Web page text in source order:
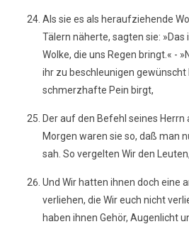
Als sie es als heraufziehende
Tälern näherte, sagten sie:
Wolke, die uns Regen bringt.« -
ihr zu beschleunigen gewünscht
schmerzhafte Pein birgt,
Der auf den Befehl seines
Morgen waren sie so, daß man
sah. So vergelten Wir den
Und Wir hatten ihnen doch eine
verliehen, die Wir euch nicht
haben ihnen Gehör, Augenlicht